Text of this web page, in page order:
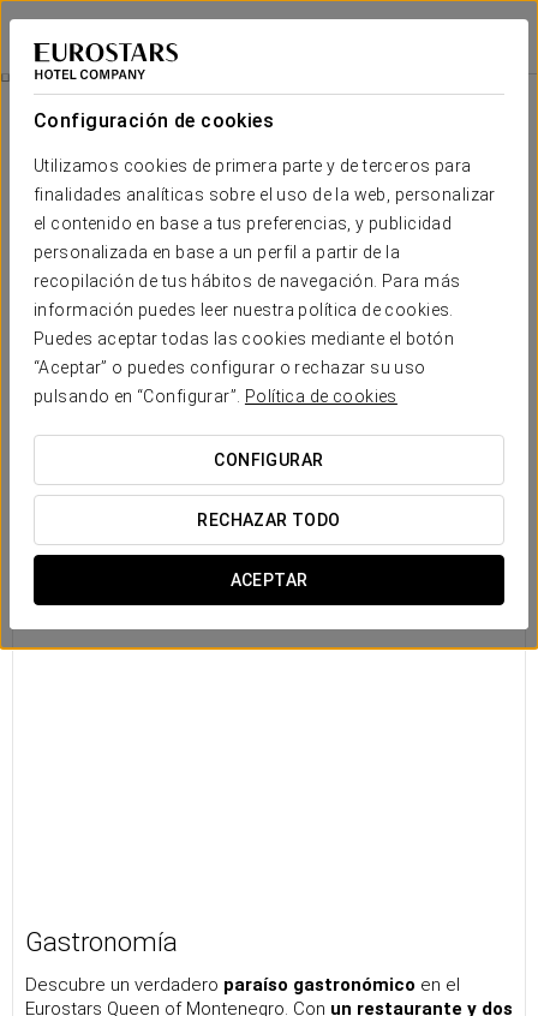
Configuración de cookies
Utilizamos cookies de primera parte y de terceros para
finalidades analíticas sobre el uso de la web, personalizar
el contenido en base a tus preferencias, y publicidad
personalizada en base a un perfil a partir de la
recopilación de tus hábitos de navegación. Para más
información puedes leer nuestra política de cookies.
Puedes aceptar todas las cookies mediante el botón
“Aceptar” o puedes configurar o rechazar su uso
pulsando en “Configurar”.
Política de cookies
CONFIGURAR
RECHAZAR TODO
ACEPTAR
Eurostars Queen of Montenegro
BEČIĆI
Restauración
Gastronomía
Descubre un verdadero paraíso gastronómico en el
Eurostars Queen of Montenegro. Con un restaurante y dos